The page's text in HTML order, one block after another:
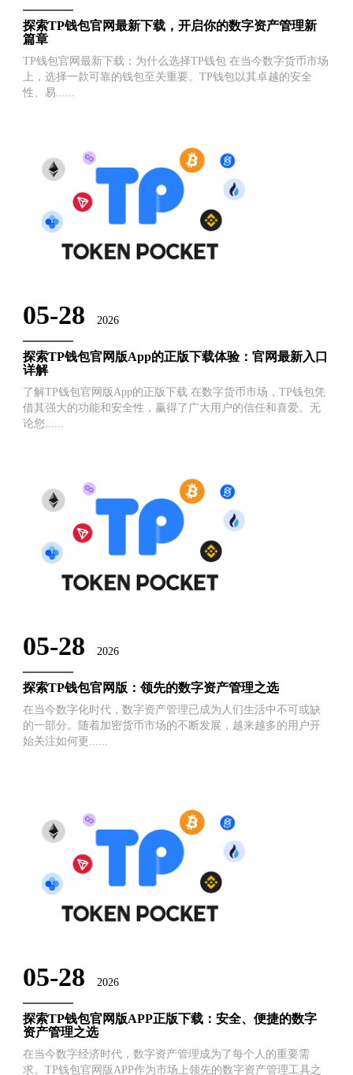
探索TP钱包官网最新下载，开启你的数字资产管理新
篇章
TP钱包官网最新下载：为什么选择TP钱包 在当今数字货币市场
上，选择一款可靠的钱包至关重要。TP钱包以其卓越的安全
性、易......
05-28 2026
探索TP钱包官网版App的正版下载体验：官网最新入口
详解
了解TP钱包官网版App的正版下载 在数字货币市场，TP钱包凭
借其强大的功能和安全性，赢得了广大用户的信任和喜爱。无
论您......
05-28 2026
探索TP钱包官网版：领先的数字资产管理之选
在当今数字化时代，数字资产管理已成为人们生活中不可或缺
的一部分。随着加密货币市场的不断发展，越来越多的用户开
始关注如何更......
05-28 2026
探索TP钱包官网版APP正版下载：安全、便捷的数字
资产管理之选
在当今数字经济时代，数字资产管理成为了每个人的重要需
求。TP钱包官网版APP作为市场上领先的数字资产管理工具之